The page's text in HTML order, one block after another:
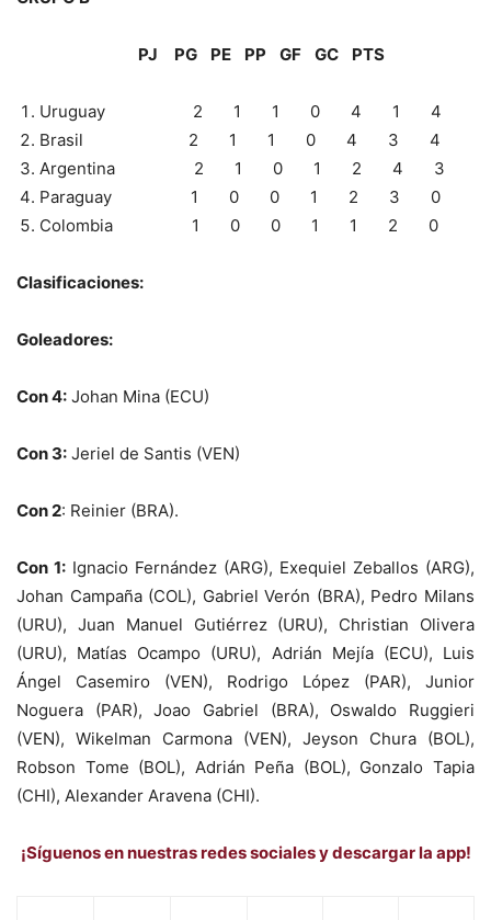
PJ PG PE PP GF GC PTS
Uruguay 2 1 1 0 4 1 4
Brasil 2 1 1 0 4 3 4
Argentina 2 1 0 1 2 4 3
Paraguay 1 0 0 1 2 3 0
Colombia 1 0 0 1 1 2 0
Clasificaciones:
Goleadores:
Con 4: Johan Mina (ECU)
Con 3: Jeriel de Santis (VEN)
Con 2: Reinier (BRA).
Con 1: Ignacio Fernández (ARG), Exequiel Zeballos (ARG),
Johan Campaña (COL), Gabriel Verón (BRA), Pedro Milans
(URU), Juan Manuel Gutiérrez (URU), Christian Olivera
(URU), Matías Ocampo (URU), Adrián Mejía (ECU), Luis
Ángel Casemiro (VEN), Rodrigo López (PAR), Junior
Noguera (PAR), Joao Gabriel (BRA), Oswaldo Ruggieri
(VEN), Wikelman Carmona (VEN), Jeyson Chura (BOL),
Robson Tome (BOL), Adrián Peña (BOL), Gonzalo Tapia
(CHI), Alexander Aravena (CHI).
¡Síguenos en nuestras redes sociales y descargar la app!